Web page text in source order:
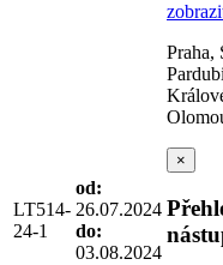
LT514-
24-1
od:
26.07.2024
do:
03.08.2024
Praha,
×